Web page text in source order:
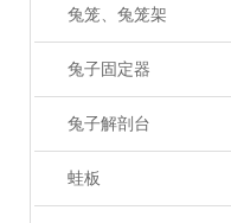
兔笼、兔笼架
兔子固定器
兔子解剖台
蛙板